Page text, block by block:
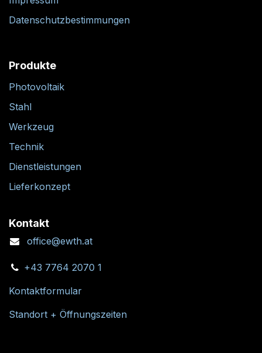
Datenschutzbestimmungen
Produkte
Photovoltaik
Stahl
Werkzeug
Technik
Dienstleistungen
Lieferkonzept
Kontakt
office@ewth.at
+43 7764 2070 1
Kontaktformular
Standort + Öffnungszeiten